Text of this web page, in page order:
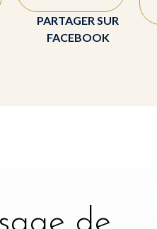
PARTAGER SUR
FACEBOOK